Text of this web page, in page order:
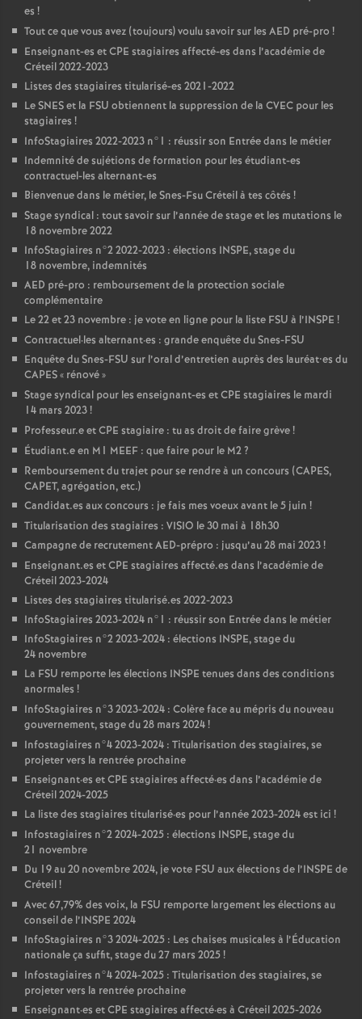
es !
Tout ce que vous avez (toujours) voulu savoir sur les AED pré-pro !
Enseignant-es etCPE stagiaires affecté-es dans l’académie de
Créteil 2022-2023
Listes des stagiaires titularisé-es 2021-2022
LeSNESet la FSU obtiennent la suppression de la CVEC pour les
stagiaires !
InfoStagiaires 2022-2023 n°1 : réussir son Entrée dans le métier
Indemnité de sujétions de formation pour les étudiant-es
contractuel-les alternant-es
Bienvenue dans le métier, le Snes-Fsu Créteil à tes côtés !
Stage syndical : tout savoir sur l’année de stage et les mutations le
18 novembre 2022
InfoStagiaires n°2 2022-2023 : élections INSPE, stage du
18 novembre, indemnités
AED pré-pro : remboursement de la protection sociale
complémentaire
Le 22 et 23 novembre : je vote en ligne pour la liste FSU à l’INSPE !
Contractuel·les alternant·es : grande enquête du Snes-FSU
Enquête du Snes-FSU sur l’oral d’entretien auprès des lauréat•es du
CAPES« rénové»
Stage syndical pour les enseignant-es etCPE stagiaires le mardi
14 mars 2023!
Professeur.e etCPE stagiaire : tu as droit de faire grève!
Étudiant.e en M1 MEEF : que faire pour le M2?
Remboursement du trajet pour se rendre à un concours (CAPES,
CAPET, agrégation, etc.)
Candidat.es aux concours : je fais mes voeux avant le 5 juin !
Titularisation des stagiaires : VISIO le 30 mai à 18h30
Campagne de recrutementAED-prépro : jusqu’au 28 mai 2023!
Enseignant.es etCPE stagiaires affecté.es dans l’académie de
Créteil 2023-2024
Listes des stagiaires titularisé.es 2022-2023
InfoStagiaires 2023-2024 n°1 : réussir son Entrée dans le métier
InfoStagiaires n°2 2023-2024 : élections INSPE, stage du
24 novembre
La FSU remporte les élections INSPE tenues dans des conditions
anormales !
InfoStagiaires n°3 2023-2024 : Colère face au mépris du nouveau
gouvernement, stage du 28 mars 2024!
Infostagiaires n°4 2023-2024 : Titularisation des stagiaires, se
projeter vers la rentrée prochaine
Enseignant·es etCPE stagiaires affecté·es dans l’académie de
Créteil 2024-2025
La liste des stagiaires titularisé·es pour l’année 2023-2024 est ici !
Infostagiaires n°2 2024-2025 : élections INSPE, stage du
21 novembre
Du 19 au 20 novembre 2024, je vote FSU aux élections de l’INSPE de
Créteil!
Avec 67,79% des voix, la FSU remporte largement les élections au
conseil de l’INSPE 2024
InfoStagiaires n°3 2024-2025 : Les chaises musicales à l’Éducation
nationale ça suffit, stage du 27 mars 2025!
Infostagiaires n°4 2024-2025 : Titularisation des stagiaires, se
projeter vers la rentrée prochaine
Enseignant·es etCPE stagiaires affecté·es à Créteil 2025-2026